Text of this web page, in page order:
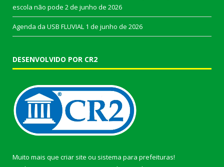
escola não pode 2 de junho de 2026
Agenda da USB FLUVIAL 1 de junho de 2026
DESENVOLVIDO POR CR2
Muito mais que criar site ou sistema para prefeituras!